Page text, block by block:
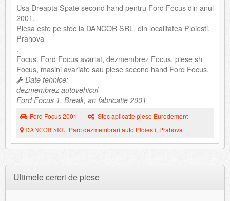
Usa Dreapta Spate second hand pentru Ford Focus din anul
2001.
Piesa este pe stoc la DANCOR SRL, din localitatea Ploiesti,
Prahova
.
Focus. Ford Focus avariat, dezmembrez Focus, piese sh
Focus, masini avariate sau piese second hand Ford Focus.
Date tehnice:
dezmembrez autovehicul
Ford Focus 1, Break, an fabricatie 2001
Ford Focus 2001 Stoc aplicatie piese Eurodemont
DANCOR SRL Parc dezmembrari auto Ploiesti, Prahova
Ultimele cereri de piese